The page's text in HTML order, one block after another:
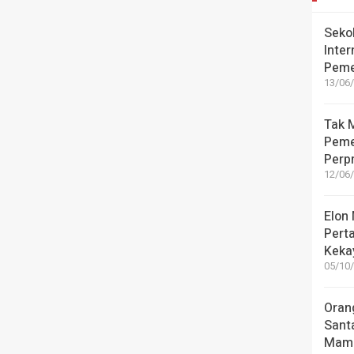
13/
Tak
12/
Elon
05/